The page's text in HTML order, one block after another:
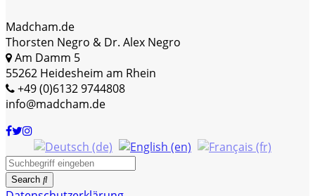
Madcham.de
Thorsten Negro & Dr. Alex Negro
Am Damm 5
55262 Heidesheim am Rhein
+49 (0)6132 9744808
info@madcham.de
Search